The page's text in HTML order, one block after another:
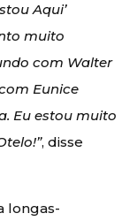
Aqui’
muito
com Walter
Eunice
Eu estou muito
, disse
longas-